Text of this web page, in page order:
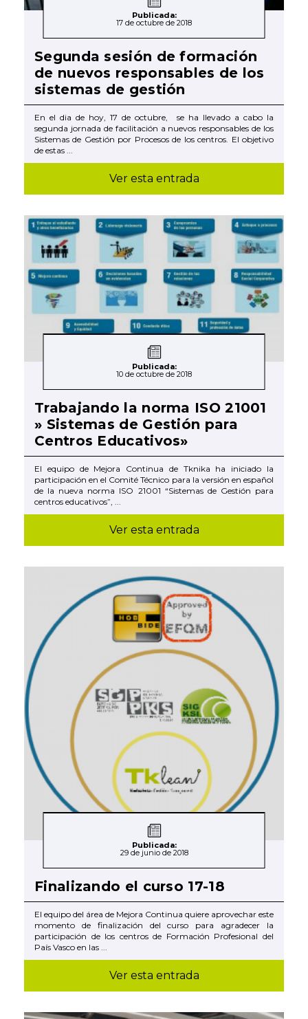
Publicada:
17 de octubre de 2018
Segunda sesión de formación
de nuevos responsables de los
sistemas de gestión
En el dia de hoy, 17 de octubre, se ha llevado a cabo la
segunda jornada de facilitación a nuevos responsables de los
Sistemas de Gestión por Procesos de los centros. El objetivo
de estas ...
Ver esta entrada
Publicada:
10 de octubre de 2018
Trabajando la norma ISO 21001
» Sistemas de Gestión para
Centros Educativos»
El equipo de Mejora Continua de Tknika ha iniciado la
participación en el Comité Técnico para la versión en español
de la nueva norma ISO 21001 “Sistemas de Gestión para
centros educativos”, ...
Ver esta entrada
Publicada:
29 de junio de 2018
Finalizando el curso 17-18
El equipo del área de Mejora Continua quiere aprovechar este
momento de finalización del curso para agradecer la
participación de los centros de Formación Profesional del
País Vasco en las ...
Ver esta entrada